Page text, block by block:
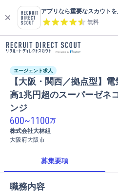
アプリなら重要なスカウト
無料
エージェント求人
【大阪・関西／拠点型】
高1兆円超のスーパーゼネ
ンジ
600~1100万
株式会社大林組
大阪府大阪市
募集要項
職務内容